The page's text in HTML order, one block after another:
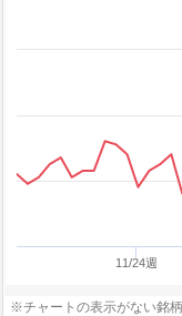
11/24週
※チャートの表示がない銘